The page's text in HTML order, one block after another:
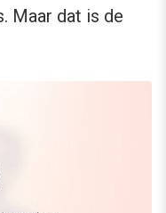
Maar dat is de